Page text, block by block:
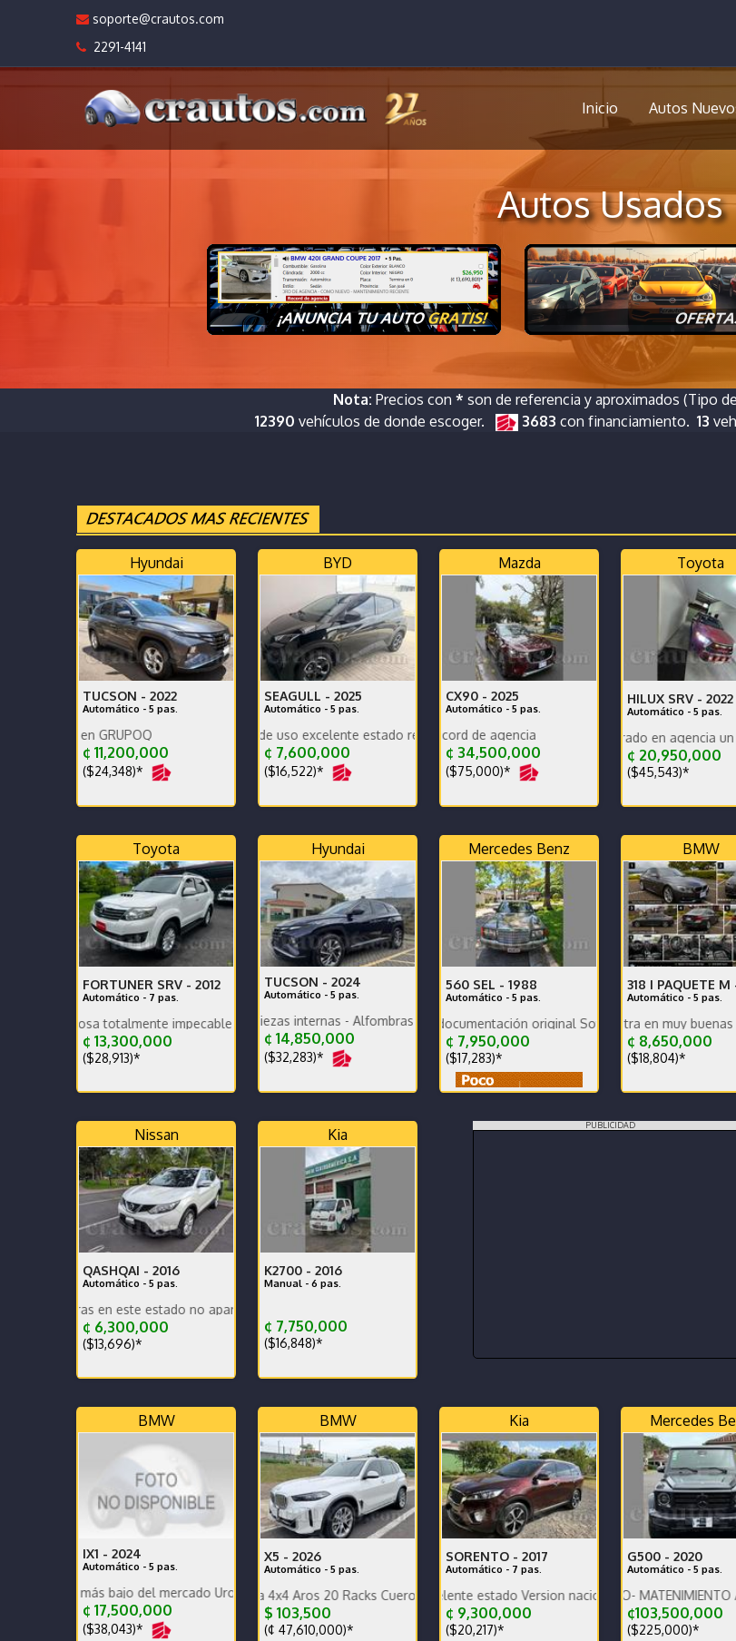
soporte@crautos.com
2291-4141
Inicio Autos
Autos Usados
Nota: Precios con * son de referencia y aproximados (Tipo
12390 vehículos de donde escoger. 3683 con financiamiento. 13
Hyundai
TUCSON - 2022
Automático - 5 pas.
Impecable comprado en GRUPOQ
¢ 11,200,000
($24,348)*
BYD
SEAGULL - 2025
Automático - 5 pas.
Un año y tres meses de uso excelente estado revision reciente garantias completas
¢ 7,600,000
($16,522)*
Mazda
CX90 - 2025
Automático - 5 pas.
Poco kilometraje y record de agencia
¢ 34,500,000
($75,000)*
Toyota
HILUX SRV - 2022
Automático - 5 pas.
Carro nacional comprado en agencia un solo
¢ 20,950,000
($45,543)*
Grand Starex
Toyota
FORTUNER SRV - 2012
Automático - 7 pas.
totalmente impecable
¢ 13,300,000
($28,913)*
Hyundai
TUCSON - 2024
Automático - 5 pas.
PPF para pantalla y piezas internas - Alfombras bandeja - polarizado seguridad - un solo dueño
¢ 14,850,000
($32,283)*
Mercedes Benz
560 SEL - 1988
Automático - 5 pas.
Excelente historial y documentación original Soy el segundo propietario.
¢ 7,950,000
($17,283)*
BMW
318 I PAQUETE M
Automático - 5 pas.
El vehículo se encuentra en muy buenas
¢ 8,650,000
($18,804)*
Nissan
QASHQAI - 2016
Automático - 5 pas.
en este estado no aparecen con frecuencia
¢ 6,300,000
($13,696)*
Kia
K2700 - 2016
Manual - 6 pas.
¢ 7,750,000
($16,848)*
PUBLICIDAD
En excelente
BMW
IX1 - 2024
Automático - 5 pas.
más bajo del mercado Urge vender
¢ 17,500,000
($38,043)*
BMW
X5 - 2026
Automático - 5 pas.
Garantía de Agencia 4x4 Aros 20 Racks Cuero Compuerta Eléctrica Cámara 540 Sensores FINANCIO
$ 103,500
(¢ 47,610,000)*
Kia
SORENTO - 2017
Automático - 7 pas.
Doble tracción Excelente estado Version nacional Nada que hacerle
¢ 9,300,000
($20,217)*
Mercedes
G500 - 2020
Automático - 5 pas.
UNICO PROPIETARIO- MATENIMIENTO AL DIA EN
¢103,500,000
($225,000)*